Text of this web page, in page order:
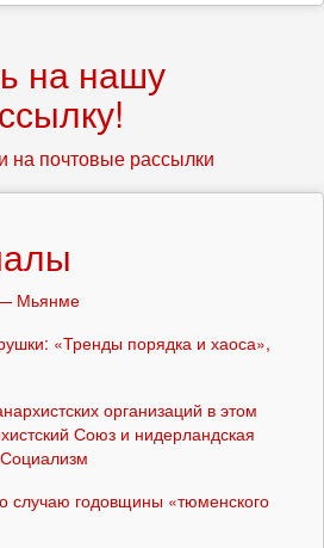
на нашу
на почтовые рассылки
— Мьянме
«Тренды порядка и хаоса»,
организаций в этом
Союз и нидерландская
случаю годовщины «тюменского